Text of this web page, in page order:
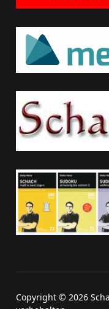
Copyright © 2026